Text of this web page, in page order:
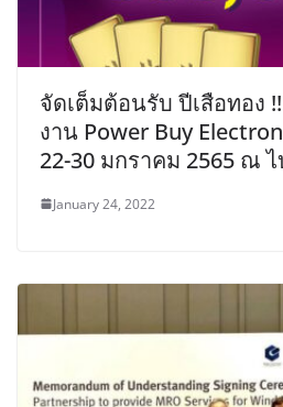
จัดเต็มต้อนรับ ปีเสือทอง
งาน Power Buy
22-30 มกราคม 2565 ณ
January 24, 2022